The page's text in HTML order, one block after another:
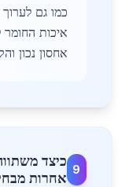
כמו גם
איכות
אחסון נכון
9
כיצד
אחרות